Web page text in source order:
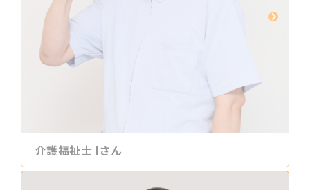
介護福祉士 Iさん